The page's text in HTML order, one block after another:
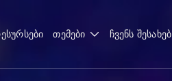
თემები ჩვენს შესახებ